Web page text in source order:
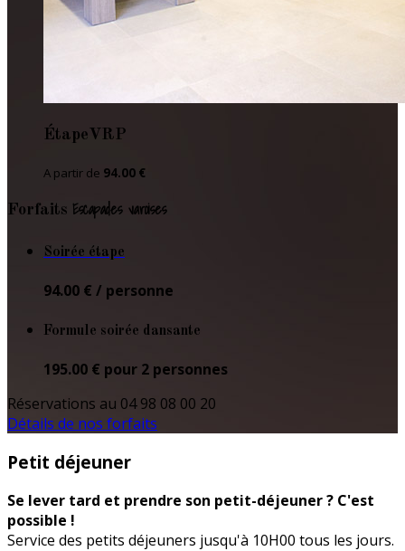
Étape VRP
A partir de 94.00 €
Forfaits Escapades varoises
Soirée étape
94.00 € / personne
Formule soirée dansante
195.00 € pour 2 personnes
Réservations au 04 98 08 00 20
Détails de nos forfaits
Petit déjeuner
Se lever tard et prendre son petit-déjeuner ? C'est
possible !
Service des petits déjeuners jusqu'à 10H00 tous les jours.